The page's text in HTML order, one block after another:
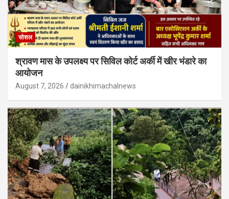
सोशल
श्रावण मास के उपलक्ष्य पर सिविल कोर्ट अर्की में खीर भंडारे का
आयोजन
August 7, 2026 dainikhimachalnews